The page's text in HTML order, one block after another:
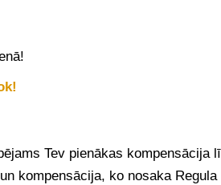
Tev pienākas kompensācija
kompensācija, ko nosaka Regula